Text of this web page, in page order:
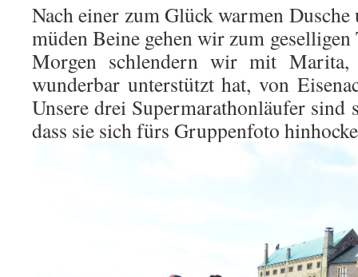
Nach einer zum Glück warmen
müden Beine gehen wir zum
Morgen schlendern wir mit
wunderbar unterstützt hat, von
Unsere drei Supermarathonläufer sind
dass sie sich fürs Gruppenfoto